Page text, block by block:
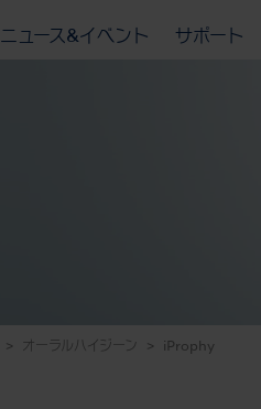
ニュース&イベント サポート
オーラルハイジーン iProphy